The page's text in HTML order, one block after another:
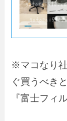
※マコなり
ぐ買うべき
『富士フィ